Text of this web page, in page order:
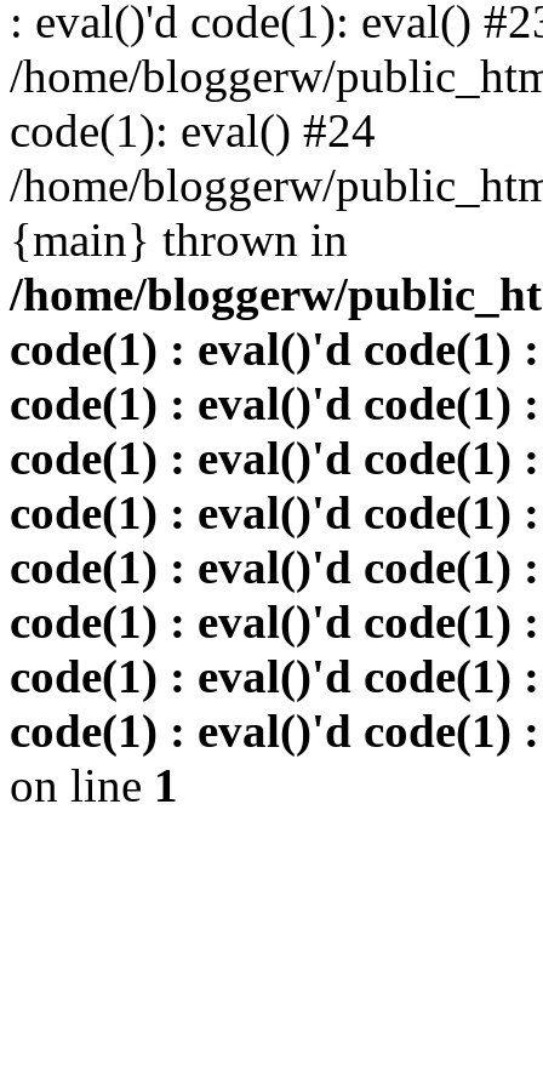
: eval()'d code(1): eval()
/home/bloggerw/
code(1): eval() #24
/home/bloggerw/
{main} thrown in
/home/bloggerw/
code(1) : eval()'d code(1)
code(1) : eval()'d code(1)
code(1) : eval()'d code(1)
code(1) : eval()'d code(1)
code(1) : eval()'d code(1)
code(1) : eval()'d code(1)
code(1) : eval()'d code(1)
code(1) : eval()'d code(1)
on line 1